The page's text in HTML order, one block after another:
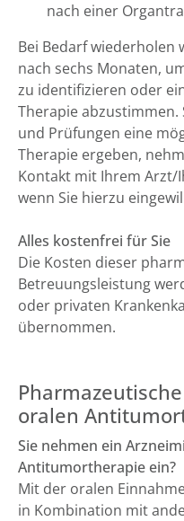
nach einer
Bei Bedarf wiederholen
nach sechs Monaten,
zu identifizieren oder
Therapie
und Prüfungen eine
Therapie ergeben,
Kontakt mit Ihrem Arzt/
wenn Sie hierzu
Alles kostenfrei für Sie
Die Kosten dieser
Betreuungsleistung
oder privaten
übernommen.
oralen
Sie nehmen ein
Antitumortherapie ein?
Mit der oralen
in Kombination mit